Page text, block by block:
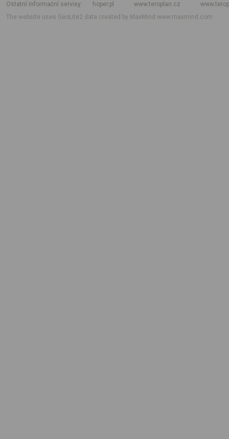
Ostatní informační servisy
hoper.pl www.teroplan.cz
The website uses GeoLite2 data created by MaxMindwww.maxmind.com